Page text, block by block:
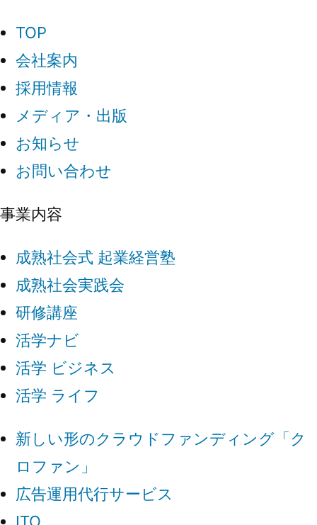
TOP
会社案内
採用情報
メディア・出版
お知らせ
お問い合わせ
事業内容
成熟社会式 起業経営塾
成熟社会実践会
研修講座
活学ナビ
活学 ビジネス
活学 ライフ
新しい形のクラウドファンディング「ク
ロファン」
広告運用代行サービス